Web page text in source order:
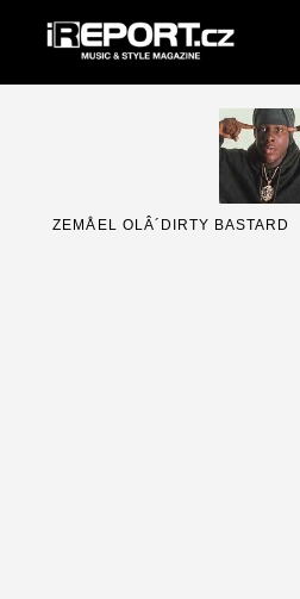
ZEMÅEL OLÂ´DIRTY BASTARD